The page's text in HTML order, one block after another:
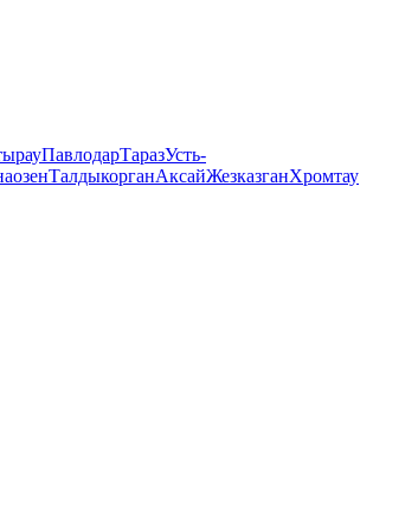
ПавлодарТаразУсть-
ТалдыкорганАксайЖезказганХромтау